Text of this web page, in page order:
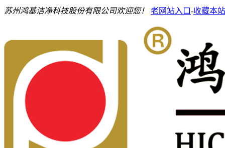
苏州鸿基洁净科技股份有限公司欢迎您！ 老网站入口-收藏本站